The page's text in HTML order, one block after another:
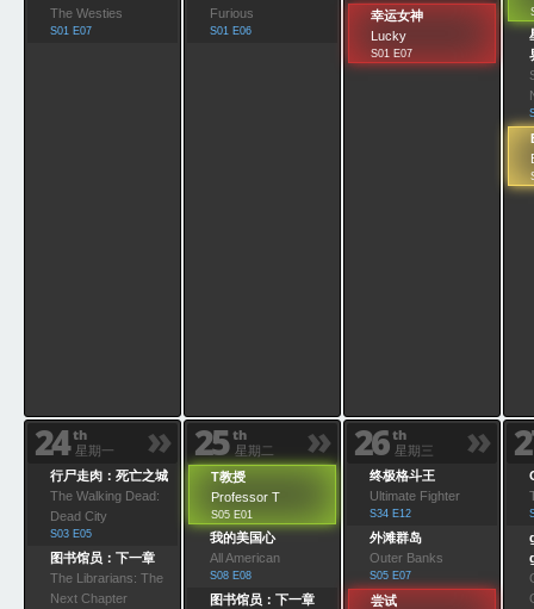
The Westies
S01 E07
Furious
S01 E06
幸运女神
Lucky
S01 E07
»
24th
星期一
行尸走肉：死亡之城
The Walking Dead:
Dead City
S03 E05
图书馆员：下一章
The Librarians: The
Next Chapter
»
25th
星期二
T教授
Professor T
S05 E01
我的美国心
All American
S08 E08
图书馆员：下一章
»
26th
星期三
终极格斗王
Ultimate Fighter
S34 E12
外滩群岛
Outer Banks
S05 E07
尝试